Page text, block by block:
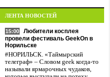
ЛЕНТА НОВОСТЕЙ
15:00
Любители косплея
провели фестиваль GeekOn в
Норильске
#НОРИЛЬСК. «Таймырский
телеграф» – Словом geek когда-то
называли ярмарочных чудаков,